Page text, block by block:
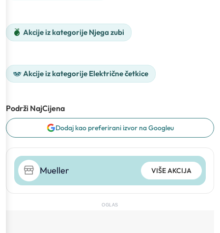
Akcije iz kategorije Njega zubi
Akcije iz kategorije Električne četkice
Podrži NajCijena
Dodaj kao preferirani izvor na Googleu
Mueller VIŠE AKCIJA
OGLAS